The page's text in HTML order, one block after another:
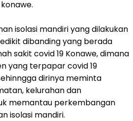
isolasi mandiri yang dilakukan
dibanding yang berada
sakit covid 19 Konawe, dimana
yang terpapar covid 19
dirinya meminta
kelurahan dan
memantau perkembangan
isolasi mandiri.